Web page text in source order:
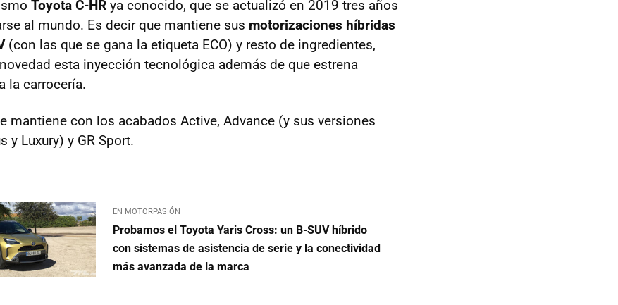
Toyota C-HR ya conocido, que se actualizó en 2019 tres años
al mundo. Es decir que mantiene sus motorizaciones híbridas
(con las que se gana la etiqueta ECO) y resto de ingredientes,
esta inyección tecnológica además de que estrena
la carrocería.
mantiene con los acabados Active, Advance (y sus versiones
y Luxury) y GR Sport.
EN MOTORPASIÓN
Probamos el Toyota Yaris Cross: un B-SUV híbrido
con sistemas de asistencia de serie y la conectividad
más avanzada de la marca